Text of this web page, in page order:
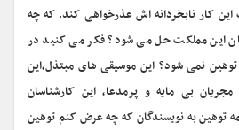
این کار نابخردانه اش عذرخواهی کند. که چه
این مملکت حل می شود؟ فکر می کنید در
توهین نمی شود؟ این موسیقی های مبتذل،‌این
بی مایه و پرمدعا، این کارشناسان
توهین به نویسندگان که چه عرض کنم توهین